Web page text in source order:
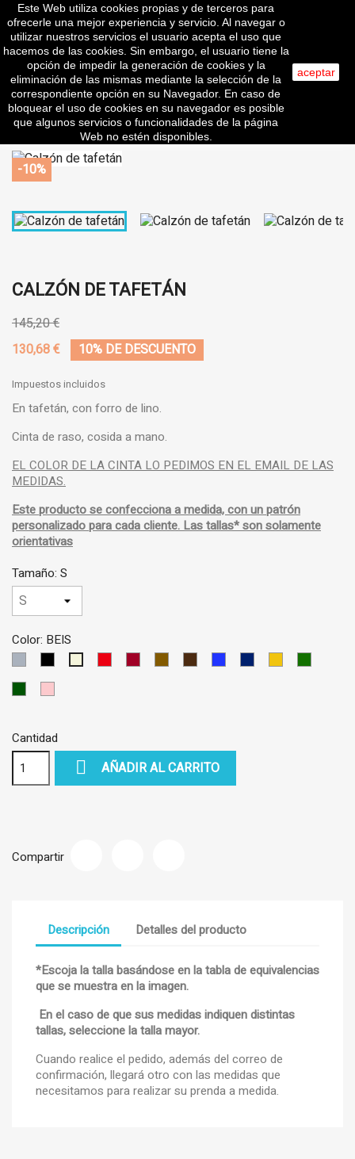

search
clear
-10%
CALZÓN DE TAFETÁN
145,20 €
130,68 €
10% DE DESCUENTO
Impuestos incluidos
En tafetán, con forro de lino.
Cinta de raso, cosida a mano.
EL COLOR DE LA CINTA LO PEDIMOS EN EL EMAIL DE LAS
MEDIDAS.
Este producto se confecciona a medida, con un patrón
personalizado para cada cliente. Las tallas* son solamente
orientativas
Tamaño: S
Color: BEIS
NEGRO
Cantidad
 AÑADIR AL CARRITO
Compartir
Descripción Detalles del producto
*Escoja la talla basándose en la tabla de equivalencias
que se muestra en la imagen.
En el caso de que sus medidas indiquen distintas
tallas, seleccione la talla mayor.
Cuando realice el pedido, además del correo de
confirmación, llegará otro con las medidas que
necesitamos para realizar su prenda a medida.
Este Web utiliza cookies propias y de terceros para
ofrecerle una mejor experiencia y servicio. Al navegar o
utilizar nuestros servicios el usuario acepta el uso que
hacemos de las cookies. Sin embargo, el usuario tiene la
opción de impedir la generación de cookies y la
eliminación de las mismas mediante la selección de la
correspondiente opción en su Navegador. En caso de
bloquear el uso de cookies en su navegador es posible
que algunos servicios o funcionalidades de la página
Web no estén disponibles.
aceptar